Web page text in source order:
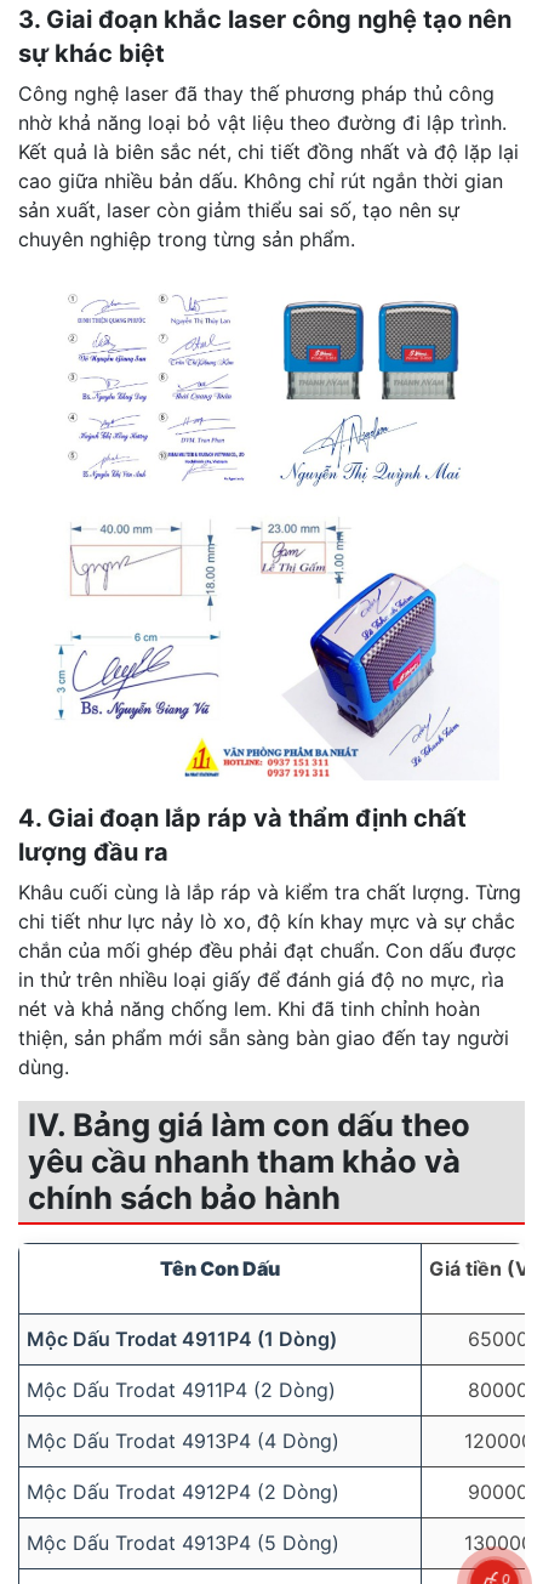
3. Giai đoạn khắc laser công nghệ tạo nên
sự khác biệt
Công nghệ laser đã thay thế phương pháp thủ công
nhờ khả năng loại bỏ vật liệu theo đường đi lập trình.
Kết quả là biên sắc nét, chi tiết đồng nhất và độ lặp lại
cao giữa nhiều bản dấu. Không chỉ rút ngắn thời gian
sản xuất, laser còn giảm thiểu sai số, tạo nên sự
chuyên nghiệp trong từng sản phẩm.
4. Giai đoạn lắp ráp và thẩm định chất
lượng đầu ra
Khâu cuối cùng là lắp ráp và kiểm tra chất lượng. Từng
chi tiết như lực nảy lò xo, độ kín khay mực và sự chắc
chắn của mối ghép đều phải đạt chuẩn. Con dấu được
in thử trên nhiều loại giấy để đánh giá độ no mực, rìa
nét và khả năng chống lem. Khi đã tinh chỉnh hoàn
thiện, sản phẩm mới sẵn sàng bàn giao đến tay người
dùng.
IV. Bảng giá làm con dấu theo
yêu cầu nhanh tham khảo và
chính sách bảo hành
Tên Con Dấu Giá tiền
Mộc Dấu Trodat 4911P4 (1 Dòng) 65000
Mộc Dấu Trodat 4911P4 (2 Dòng) 80000
Mộc Dấu Trodat 4913P4 (4 Dòng) 120000
Mộc Dấu Trodat 4912P4 (2 Dòng) 90000
Mộc Dấu Trodat 4913P4 (5 Dòng) 130000
0